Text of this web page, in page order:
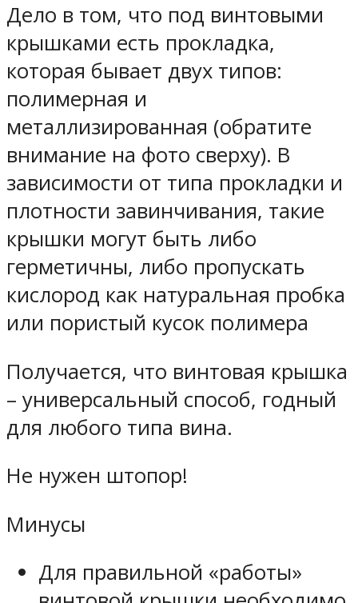
Дело в том, что под винтовыми
крышками есть прокладка,
которая бывает двух типов:
полимерная и
металлизированная (обратите
внимание на фото сверху). В
зависимости от типа прокладки и
плотности завинчивания, такие
крышки могут быть либо
герметичны, либо пропускать
кислород как натуральная пробка
или пористый кусок полимера
Получается, что винтовая крышка
– универсальный способ, годный
для любого типа вина.
Не нужен штопор!
Минусы
Для правильной «работы»